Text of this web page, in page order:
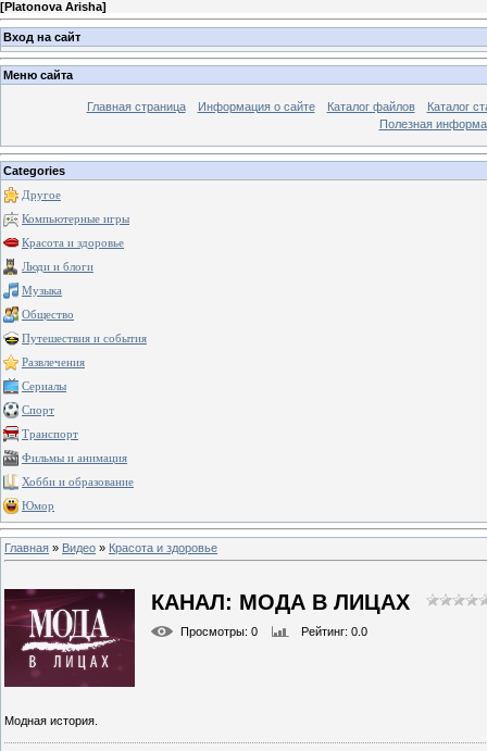
[Platonova Arisha]
Вход на сайт
Меню сайта
Главная страница Информация о сайте Каталог файлов
Каталог
Полезная
Categories
Другое
Компьютерные игры
Красота и здоровье
Люди и блоги
Музыка
Общество
Путешествия и события
Развлечения
Сериалы
Спорт
Транспорт
Фильмы и анимация
Хобби и образование
Юмор
Главная » Видео » Красота и здоровье
КАНАЛ: МОДА В ЛИЦАХ
Просмотры: 0 Рейтинг: 0.0
Модная история.